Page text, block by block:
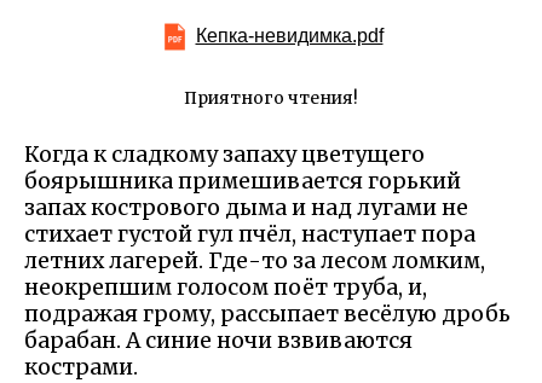
Кепка-невидимка.pdf
Приятного чтения!
Когда к сладкому запаху цветущего
боярышника примешивается горький
запах кострового дыма и над лугами не
стихает густой гул пчёл, наступает пора
летних лагерей. Где-то за лесом ломким,
неокрепшим голосом поёт труба, и,
подражая грому, рассыпает весёлую дробь
барабан. А синие ночи взвиваются
кострами.